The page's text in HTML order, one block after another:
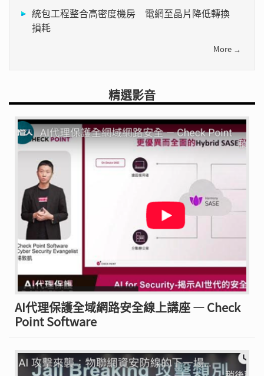
統包工程整合高密度機房 電網至晶片降低轉換
損耗
More →
精選影音
AI代理保護全域網路安全線上講座 — Check
Point Software